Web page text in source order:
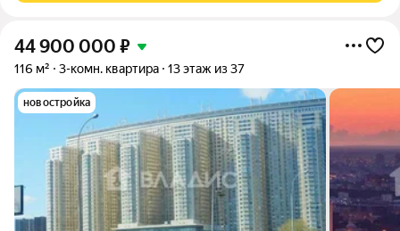
44 900 000 ₽
116 м² 3-комн. квартира 13 этаж из 37
новостройка